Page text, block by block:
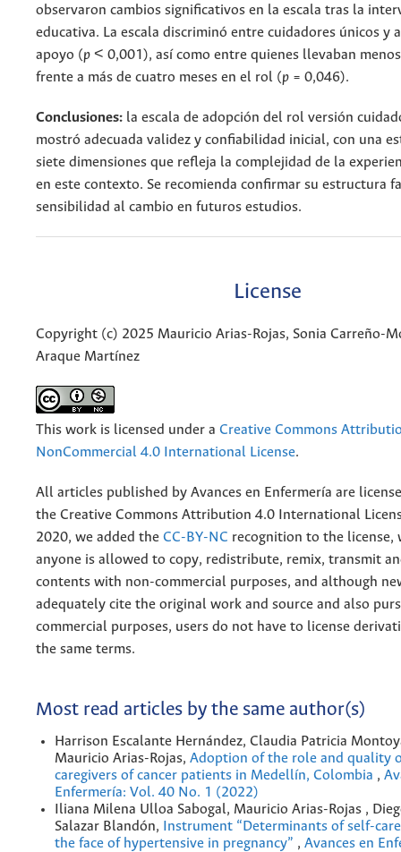
observaron cambios significativos en la escala tras la
educativa. La escala discriminó entre cuidadores únicos y
apoyo (p < 0,001), así como entre quienes llevaban
frente a más de cuatro meses en el rol (p = 0,046).
Conclusiones: la escala de adopción del rol versión
mostró adecuada validez y confiabilidad inicial, con una
siete dimensiones que refleja la complejidad de la
en este contexto. Se recomienda confirmar su estructura
sensibilidad al cambio en futuros estudios.
License
Copyright (c) 2025 Mauricio Arias-Rojas, Sonia Carreño-
Araque Martínez
This work is licensed under a Creative Commons
NonCommercial 4.0 International License.
All articles published by Avances en Enfermería are
the Creative Commons Attribution 4.0 International
2020, we added the CC-BY-NC recognition to the license,
anyone is allowed to copy, redistribute, remix, transmit
contents with non-commercial purposes, and although
adequately cite the original work and source and also
commercial purposes, users do not have to license
the same terms.
Most read articles by the same author(s)
Harrison Escalante Hernández, Claudia Patricia
Mauricio Arias-Rojas, Adoption of the role and quality
caregivers of cancer patients in Medellín, Colombia ,
Enfermería: Vol. 40 No. 1 (2022)
Iliana Milena Ulloa Sabogal, Mauricio Arias-Rojas ,
Salazar Blandón,
Instrument “Determinants of self-
the face of hypertensive in pregnancy” , Avances en